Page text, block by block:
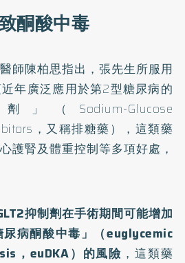
酮酸中毒
師陳柏思指出，張先生所服用
年廣泛應用於第2型糖尿病的
劑
」（Sodium-Glucose
，又稱排糖藥），這類藥
護腎及體重控制等多項好處，
抑制劑在手術期間可能增加
病酮酸中毒」（euglycemic
，euDKA）的風險 ，這類藥